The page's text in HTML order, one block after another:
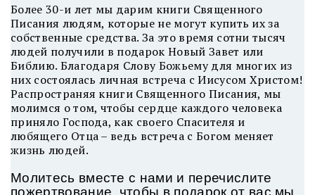
Более 30-и лет мы дарим книги Священного
Писания людям, которые не могут купить их за
собственные средства. За это время сотни тысяч
людей получили в подарок Новый Завет или
Библию. Благодаря Слову Божьему для многих из
них состоялась личная встреча с Иисусом Христом!
Распространяя книги Священного Писания, мы
молимся о том, чтобы сердце каждого человека
приняло Господа, как своего Спасителя и
любящего Отца – ведь встреча с Богом меняет
жизнь людей.
Молитесь вместе с нами и перечислите
пожертвование, чтобы в подарок от вас мы